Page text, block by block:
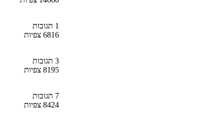
1 תגובות
6816 צפיות
3 תגובות
8195 צפיות
7 תגובות
8424 צפיות